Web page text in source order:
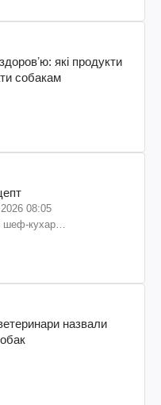
які продукти
собакам
08:05
шеф-кухар
назвали